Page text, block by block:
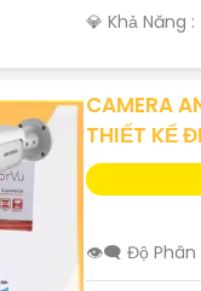
️💎 Khả Năng :
CAMERA
THIẾT KẾ
👁️‍🗨 Độ Phân